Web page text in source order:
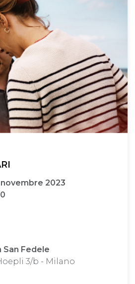
2023
Fedele
3/b - Milano